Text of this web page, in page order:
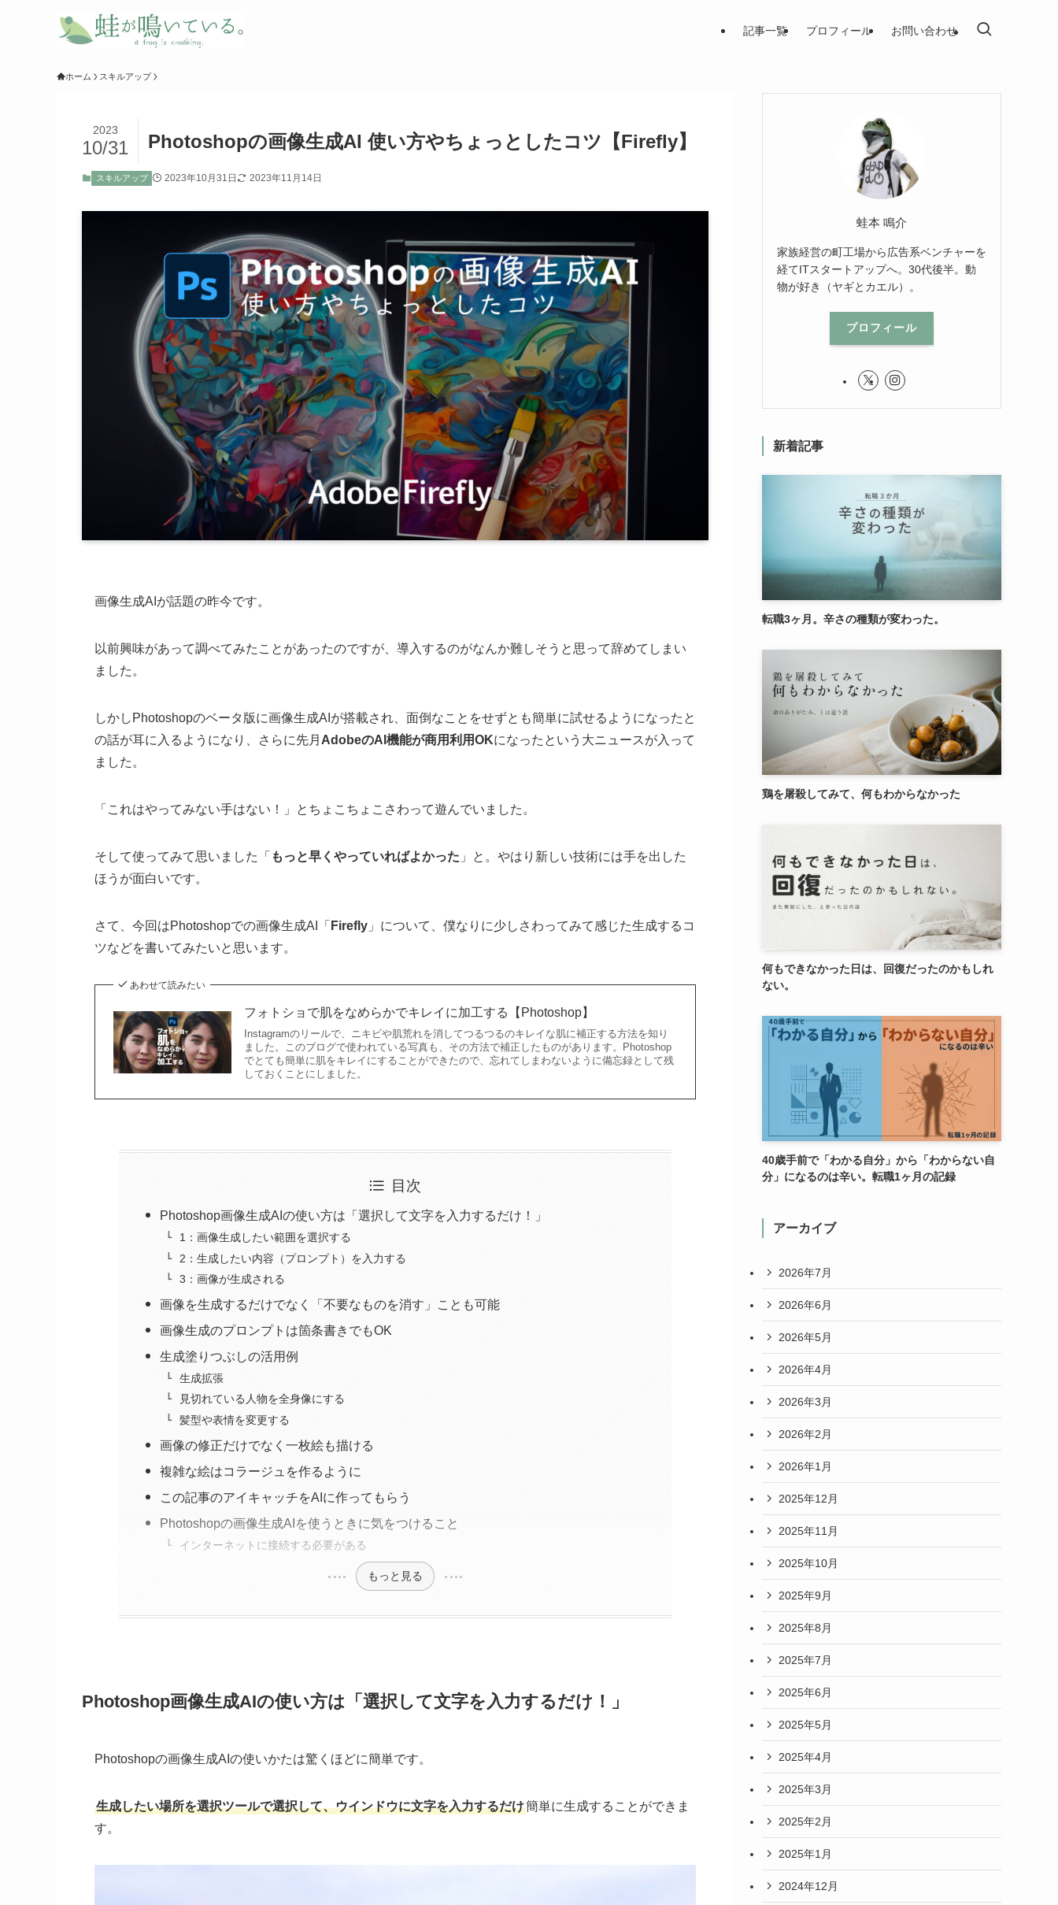
記事一覧 プロフィール お問い合わせ
ホーム スキルアップ
Photoshopの画像生成AI 使い方やちょっとしたコツ【Firefly】
2023
10/31
スキルアップ 2023年10月31日 2023年11月14日
画像生成AIが話題の昨今です。
以前興味があって調べてみたことがあったのですが、導入するのがなんか難しそうと思って辞めてしまい
ました。
しかしPhotoshopのベータ版に画像生成AIが搭載され、面倒なことをせずとも簡単に試せるようになったと
の話が耳に入るようになり、さらに先月 AdobeのAI機能が商用利用OKになったという大ニュースが入って
ました。
「これはやってみない手はない！」とちょこちょこさわって遊んでいました。
そして使ってみて思いました「 もっと早くやっていればよかった 」と。やはり新しい技術には手を出した
ほうが面白いです。
さて、今回はPhotoshopでの画像生成AI「 Firefly 」について、僕なりに少しさわってみて感じた生成するコ
ツなどを書いてみたいと思います。
あわせて読みたい
フォトショで肌をなめらかでキレイに加工する【Photoshop】
Instagramのリールで、ニキビや肌荒れを消してつるつるのキレイな肌に補正する方法を知り
ました。このブログで使われている写真も、その方法で補正したものがあります。Photoshop
でとても簡単に肌をキレイにすることができたので、忘れてしまわないように備忘録として残
しておくことにしました。
目次
Photoshop画像生成AIの使い方は「選択して文字を入力するだけ！」
1：画像生成したい範囲を選択する
2：生成したい内容（プロンプト）を入力する
3：画像が生成される
画像を生成するだけでなく「不要なものを消す」ことも可能
画像生成のプロンプトは箇条書きでもOK
生成塗りつぶしの活用例
生成拡張
見切れている人物を全身像にする
髪型や表情を変更する
画像の修正だけでなく一枚絵も描ける
複雑な絵はコラージュを作るように
この記事のアイキャッチをAIに作ってもらう
Photoshopの画像生成AIを使うときに気をつけること
インターネットに接続する必要がある
もっと見る
Photoshop画像生成AIの使い方は「選択して文字を入力するだけ！」
Photoshopの画像生成AIの使いかたは驚くほどに簡単です。
生成したい場所を選択ツールで選択して、ウインドウに文字を入力するだけ簡単に生成することができま
す。
蛙本 鳴介
家族経営の町工場から広告系ベンチャーを
経てITスタートアップへ。30代後半。動
物が好き（ヤギとカエル）。
プロフィール
新着記事
転職3ヶ月。辛さの種類が変わった。
鶏を屠殺してみて、何もわからなかった
何もできなかった日は、回復だったのかもしれ
ない。
40歳手前で「わかる自分」から「わからない自
分」になるのは辛い。転職1ヶ月の記録
アーカイブ
2026年7月
2026年6月
2026年5月
2026年4月
2026年3月
2026年2月
2026年1月
2025年12月
2025年11月
2025年10月
2025年9月
2025年8月
2025年7月
2025年6月
2025年5月
2025年4月
2025年3月
2025年2月
2025年1月
2024年12月